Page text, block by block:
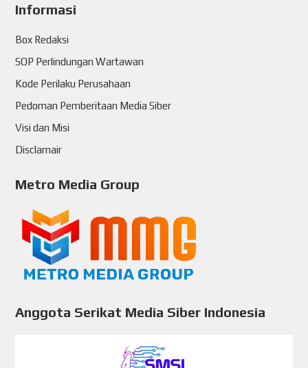
Informasi
Box Redaksi
SOP Perlindungan Wartawan
Kode Perilaku Perusahaan
Pedoman Pemberitaan Media Siber
Visi dan Misi
Disclamair
Metro Media Group
Anggota Serikat Media Siber Indonesia